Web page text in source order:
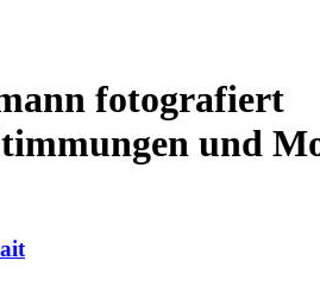
fotografiert
und